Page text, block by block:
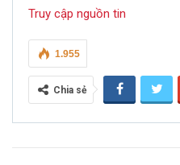
Truy cập nguồn tin
1.955
Chia sẻ